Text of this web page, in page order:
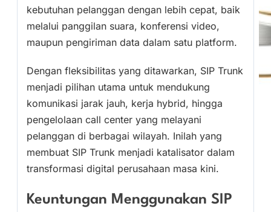
kebutuhan pelanggan dengan lebih cepat, baik
melalui panggilan suara, konferensi video,
maupun pengiriman data dalam satu platform.
Dengan fleksibilitas yang ditawarkan, SIP Trunk
menjadi pilihan utama untuk mendukung
komunikasi jarak jauh, kerja hybrid, hingga
pengelolaan call center yang melayani
pelanggan di berbagai wilayah. Inilah yang
membuat SIP Trunk menjadi katalisator dalam
transformasi digital perusahaan masa kini.
Keuntungan Menggunakan SIP